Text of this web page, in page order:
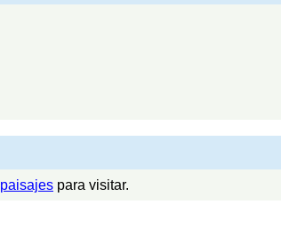
paisajes para visitar.